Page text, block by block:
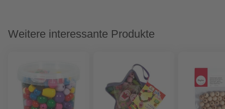
Weitere interessante Produkte